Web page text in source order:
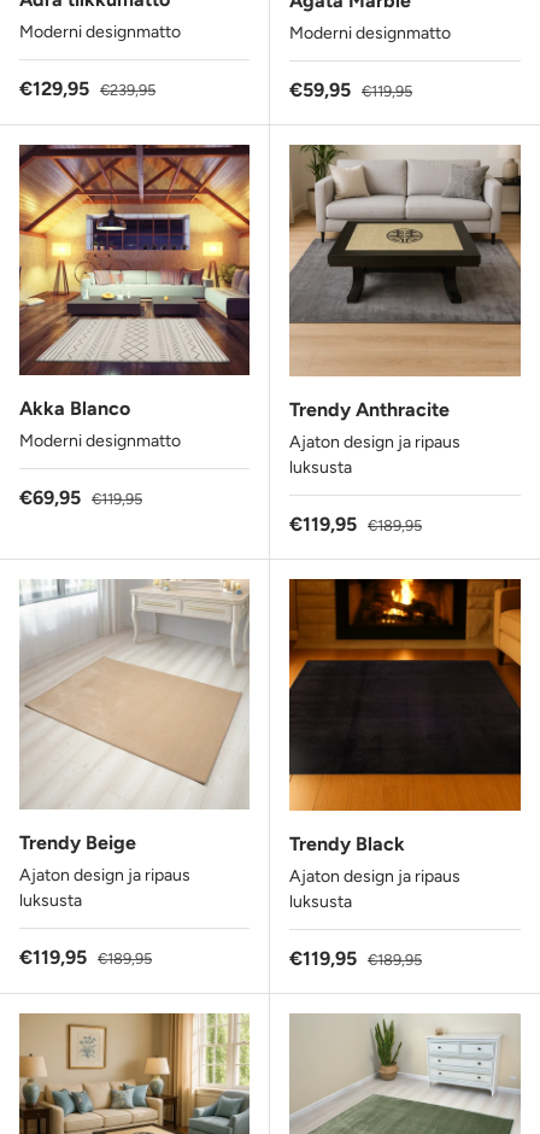
Moderni designmatto
Alennushinta
€129,95 Normaalihinta
€239,95
Moderni designmatto
Alennushinta
€59,95 Normaalihinta
€119,95
Akka Blanco
Moderni designmatto
Alennushinta
€69,95 Normaalihinta
€119,95
Trendy Anthracite
Ajaton design ja ripaus
luksusta
Alennushinta
€119,95 Normaalihinta
€189,95
Trendy Beige
Ajaton design ja ripaus
luksusta
Alennushinta
€119,95 Normaalihinta
€189,95
Trendy Black
Ajaton design ja ripaus
luksusta
Alennushinta
€119,95 Normaalihinta
€189,95